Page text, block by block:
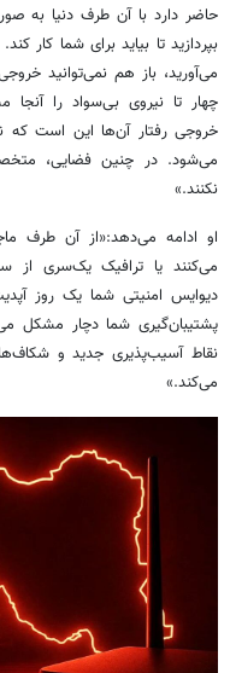
حاضر دارد با آن طرف دنیا به
بپردازید تا بیاید برای شما کار
می‌آورید، باز هم نمی‌توانید
چهار تا نیروی بی‌سواد را آنجا
خروجی رفتار آن‌ها این است که
می‌شود. در چنین فضایی،
نکنند.»
او ادامه می‌دهد:«از آن طرف
می‌کنند یا ترافیک یک‌سری از
دیوایس امنیتی شما یک روز
پشتیبان‌گیری شما دچار مشکل
نقاط آسیب‌پذیری جدید و
می‌کند.»